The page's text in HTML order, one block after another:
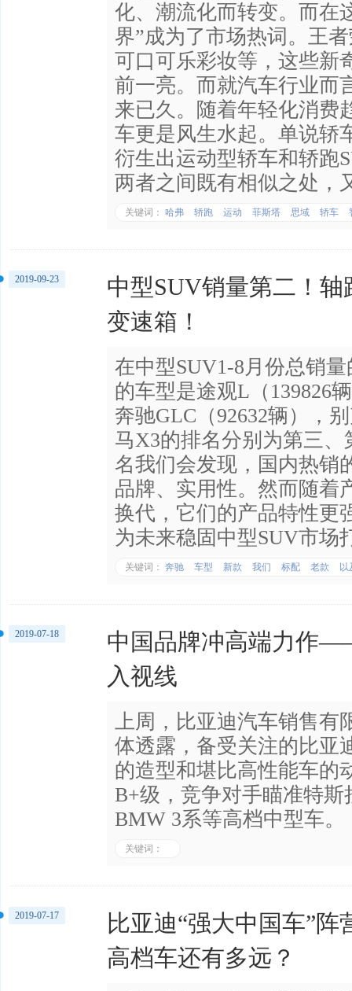
化、潮流化而转变。而在
界”成为了市场热词。王
可口可乐彩妆等，这些新
前一亮。而就汽车行业而
来已久。随着年轻化消费
车更是风生水起。单说轿
衍生出运动型轿车和轿跑
两者之间既有相似之处，
关键词： 哈弗 轿跑 运动 菲斯塔 思域 轿车
中型SUV销量第二！轴
变速箱！
在中型SUV1-8月份总销
的车型是途观L（139826
奔驰GLC（92632辆），
马X3的排名分别为第三
名我们会发现，国内热销
品牌、实用性。然而随着
换代，它们的产品特性更
为未来稳固中型SUV市场
关键词： 奔驰 车型 新款 我们 标配 老款 以
2019-09-23
中国品牌冲高端力作
入视线
上周，比亚迪汽车销售有
体透露，备受关注的比亚
的造型和堪比高性能车的
B+级，竞争对手瞄准特斯
BMW 3系等高档中型车。
关键词：
2019-07-18
比亚迪“强大中国车”
高档车还有多远？
2019-07-17